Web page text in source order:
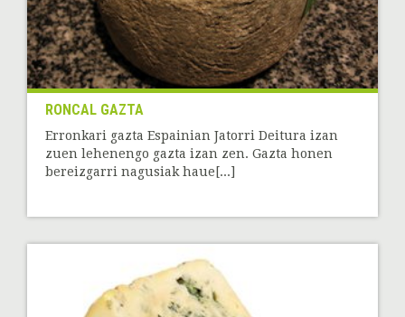
RONCAL GAZTA
Erronkari gazta Espainian Jatorri Deitura izan
zuen lehenengo gazta izan zen. Gazta honen
bereizgarri nagusiak haue[...]